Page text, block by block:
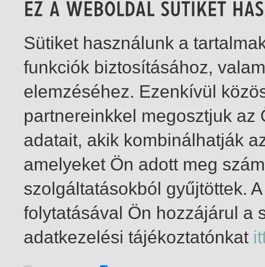
1-1 / összesen 1 találat
Sütiket használunk a
funkciók biztosításához,
elemzéséhez. Ezenkívül
partnereinkkel megosztjuk
adatait, akik kombinálhatják
amelyeket Ön adott meg
szolgáltatásokból gyűjtöttek.
folytatásával Ön hozzájárul a
adatkezelési tájékoztatónkat